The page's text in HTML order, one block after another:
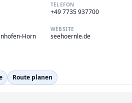
TELEFON
+49 7735 937700
Horn
WEBSITE
seehoernle.de
Route planen